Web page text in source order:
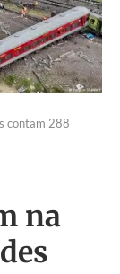
contam 288
na